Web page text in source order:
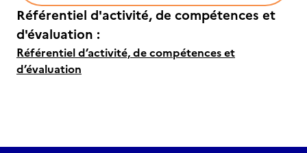
Référentiel d'activité, de compétences et
d'évaluation :
Référentiel d’activité, de compétences et
d’évaluation